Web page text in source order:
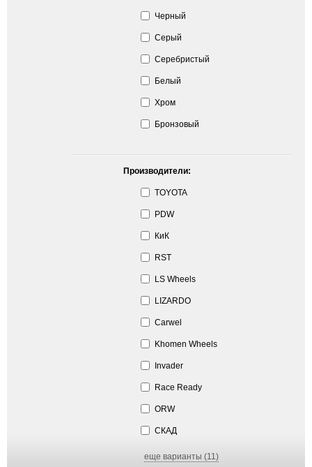
Черный
Серый
Серебристый
Белый
Хром
Бронзовый
Производители:
TOYOTA
PDW
КиК
RST
LS Wheels
LIZARDO
Carwel
Khomen Wheels
Invader
Race Ready
ORW
СКАД
еще варианты (11)